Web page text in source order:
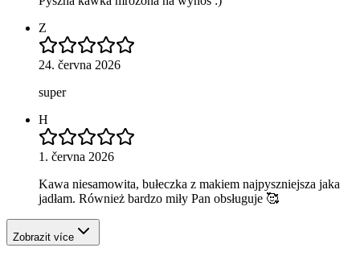
Z
24. června 2026
super
H
1. června 2026
Kawa niesamowita, bułeczka z makiem najpyszniejsza jaka
jadłam. Również bardzo miły Pan obsługuje 🥰
Zobrazit více